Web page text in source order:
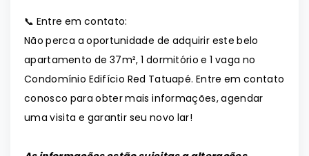
📞 Entre em contato:
Não perca a oportunidade de adquirir este belo
apartamento de 37m², 1 dormitório e 1 vaga no
Condomínio Edifício Red Tatuapé. Entre em contato
conosco para obter mais informações, agendar
uma visita e garantir seu novo lar!